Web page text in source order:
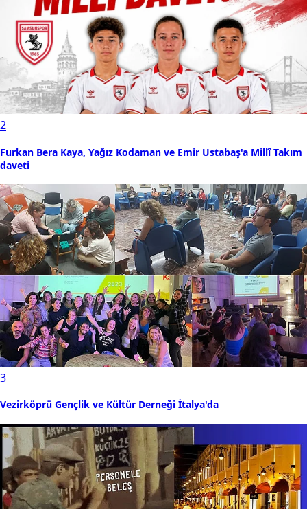
2
Furkan Bera Kaya, Yağız Kodaman ve Emir Ustabaş'a Millî Takım
daveti
3
Vezirköprü Gençlik ve Kültür Derneği İtalya'da